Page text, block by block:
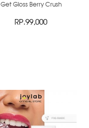
Get Gloss Berry Crush
RP.99,000